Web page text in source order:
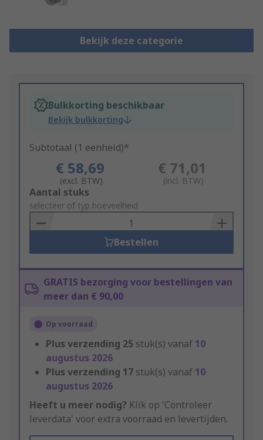
Bekijk deze categorie
Bulkkorting beschikbaar
Bekijk bulkkorting
Subtotaal (1 eenheid)*
€ 58,69
(excl. BTW)
€ 71,01
(incl. BTW)
Add
to
Basket
Aantal stuks
selecteer of typ hoeveelheid
Bestellen
GRATIS bezorging voor bestellingen van
meer dan € 90,00
Op voorraad
Plus verzending 25 stuk(s) vanaf 10
augustus 2026
Plus verzending 17 stuk(s) vanaf 10
augustus 2026
Heeft u meer nodig? Klik op 'Controleer
leverdata' voor extra voorraad en levertijden.